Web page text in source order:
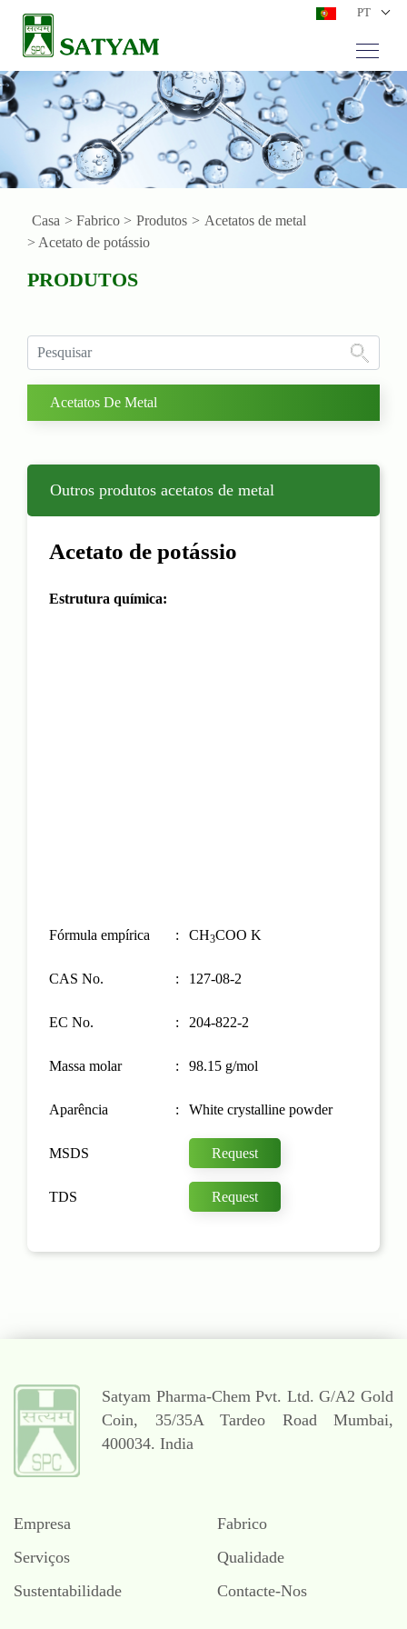
PT
Casa > Fabrico > Produtos > Acetatos de metal
> Acetato de potássio
PRODUTOS
Acetatos De Metal
Outros produtos acetatos de metal
Acetato de potássio
Estrutura química:
Fórmula empírica CH3COO K
CAS No. 127-08-2
EC No. 204-822-2
Massa molar 98.15 g/mol
Aparência White crystalline powder
MSDS Request
TDS Request
Satyam Pharma-Chem Pvt. Ltd.G/A2 Gold
Coin, 35/35A Tardeo Road Mumbai,
400034. India
Empresa
Fabrico
Serviços
Qualidade
Sustentabilidade
Contacte-Nos